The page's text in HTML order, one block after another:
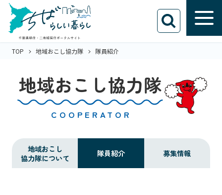
TOP 地域おこし協力隊 隊員紹介
地域おこし協力隊
COOPERATOR
地域おこし
協力隊について
隊員紹介 募集情報